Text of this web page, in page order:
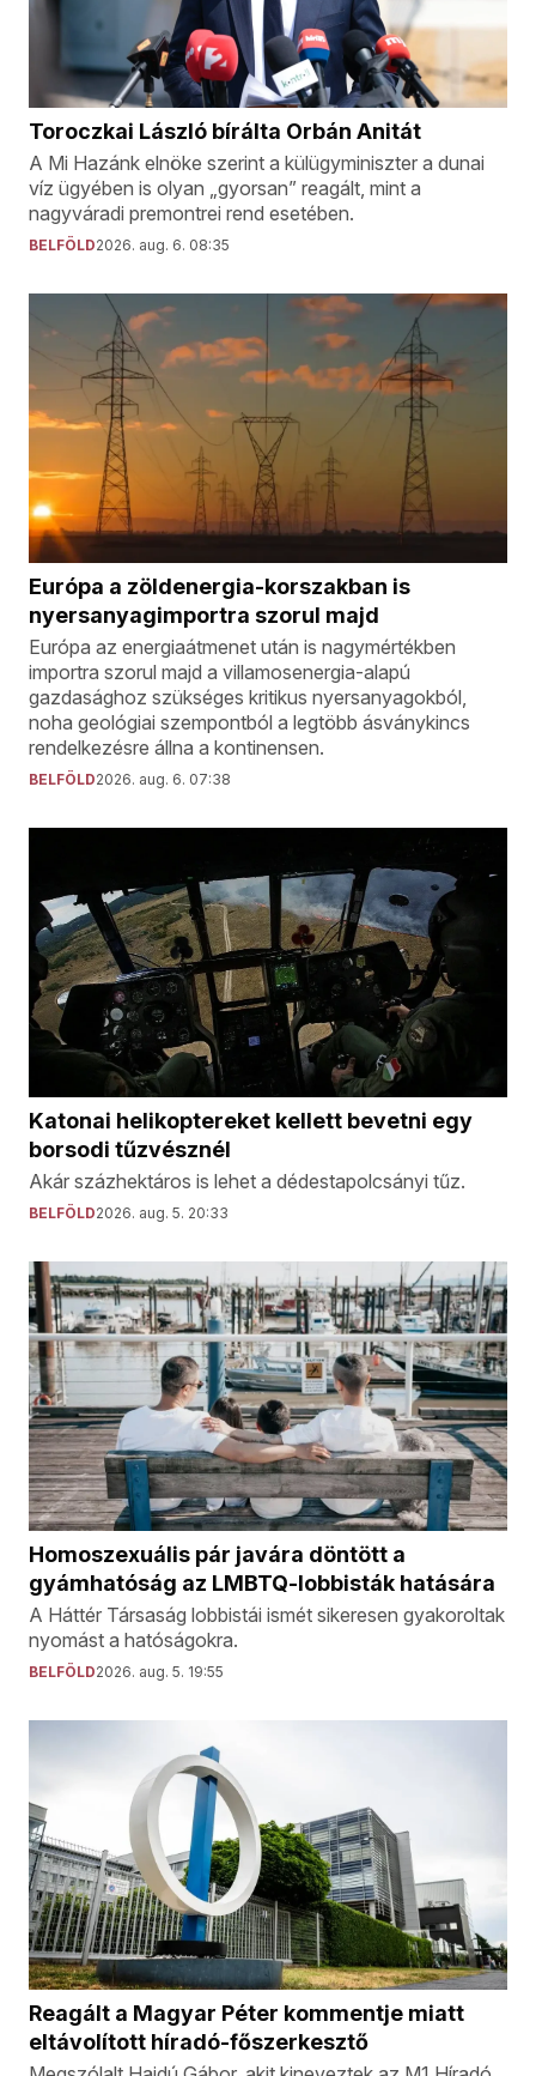
Toroczkai László bírálta Orbán Anitát
A Mi Hazánk elnöke szerint a külügyminiszter a dunai
víz ügyében is olyan „gyorsan” reagált, mint a
nagyváradi premontrei rend esetében.
BELFÖLD2026. aug. 6. 08:35
Európa a zöldenergia-korszakban is
nyersanyagimportra szorul majd
Európa az energiaátmenet után is nagymértékben
importra szorul majd a villamosenergia-alapú
gazdasághoz szükséges kritikus nyersanyagokból,
noha geológiai szempontból a legtöbb ásványkincs
rendelkezésre állna a kontinensen.
BELFÖLD2026. aug. 6. 07:38
Katonai helikoptereket kellett bevetni egy
borsodi tűzvésznél
Akár százhektáros is lehet a dédestapolcsányi tűz.
BELFÖLD2026. aug. 5. 20:33
Homoszexuális pár javára döntött a
gyámhatóság az LMBTQ-lobbisták hatására
A Háttér Társaság lobbistái ismét sikeresen gyakoroltak
nyomást a hatóságokra.
BELFÖLD2026. aug. 5. 19:55
Reagált a Magyar Péter kommentje miatt
eltávolított híradó-főszerkesztő